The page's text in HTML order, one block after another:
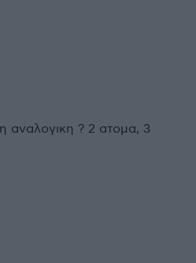
αναλογικη ? 2 ατομα, 3